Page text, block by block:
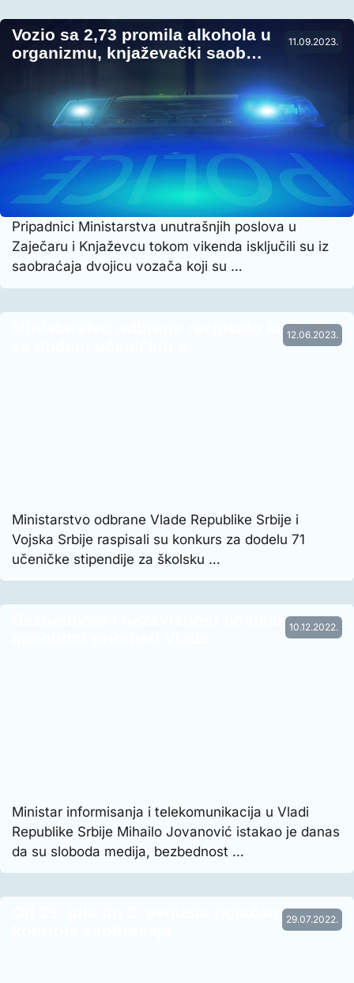
11.09.2023.
Vozio sa 2,73 promila alkohola u
organizmu, knjaževački saob…
Pripadnici Ministarstva unutrašnjih poslova u
Zaječaru i Knjaževcu tokom vikenda isključili su iz
saobraćaja dvojicu vozača koji su …
12.06.2023.
Ministarstvo odbrane raspisalo konkurs
Ministarstvo odbrane Vlade Republike Srbije i
Vojska Srbije raspisali su konkurs za dodelu 71
učeničke stipendije za školsku …
10.12.2022.
Bezbednost i nezavisnost novinara
Ministar informisanja i telekomunikacija u Vladi
Republike Srbije Mihailo Jovanović istakao je danas
da su sloboda medija, bezbednost …
29.07.2022.
Od 29. jula do 2. avgusta pojačana